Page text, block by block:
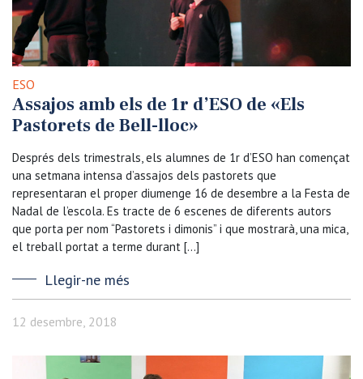
ESO
Assajos amb els de 1r d’ESO de «Els
Pastorets de Bell-lloc»
Després dels trimestrals, els alumnes de 1r d’ESO han començat
una setmana intensa d’assajos dels pastorets que
representaran el proper diumenge 16 de desembre a la Festa de
Nadal de l’escola. Es tracte de 6 escenes de diferents autors
que porta per nom “Pastorets i dimonis” i que mostrarà, una mica,
el treball portat a terme durant […]
Llegir-ne més
12 desembre, 2018